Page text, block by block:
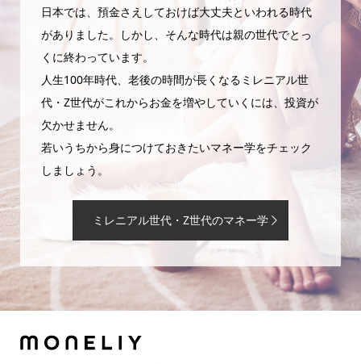
日本では、預金さえしておけば大丈夫といわれる時代
がありました。しかし、そんな時代は親の世代でとっ
くに終わっています。
人生100年時代、老後の時間が長くなるミレニアル世
代・Z世代がこれからお金を増やしていくには、投資が
欠かせません。
若いうちから身につけておきたいマネー学をチェック
しましょう。
ミレニアル世代・Z世代のマネー学